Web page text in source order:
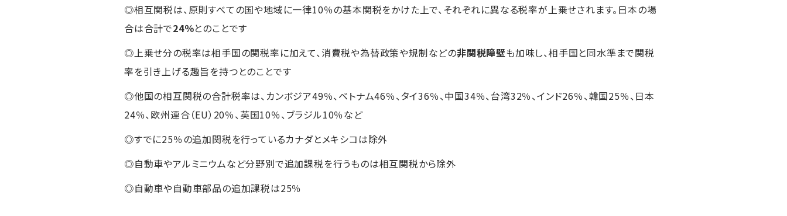
◎相互関税は、原則すべての国や地域に一律10％の基本関税をかけた上で、それぞれに異なる税率が上乗せされます。日本の場
合は合計で24％とのことです
◎上乗せ分の税率は相手国の関税率に加えて、消費税や為替政策や規制などの非関税障壁も加味し、相手国と同水準まで関税
率を引き上げる趣旨を持つとのことです
◎他国の相互関税の合計税率は、カンボジア49％、ベトナム46％、タイ36％、中国34％、台湾32％、インド26％、韓国25％、日本
24％、欧州連合（EU）20％、英国10％、ブラジル10％など
◎すでに25％の追加関税を行っているカナダとメキシコは除外
◎自動車やアルミニウムなど分野別で追加課税を行うものは相互関税から除外
◎自動車や自動車部品の追加課税は25％